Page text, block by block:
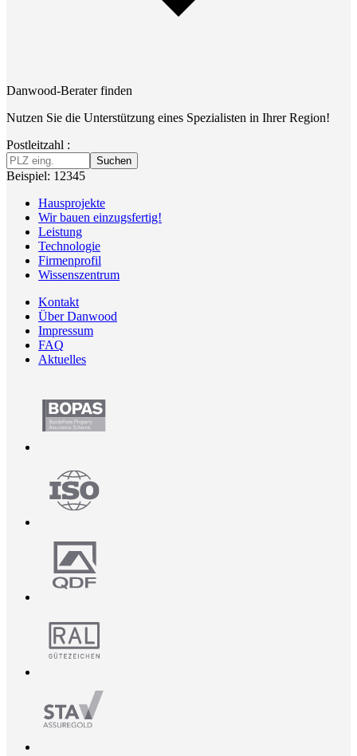
Danwood-Berater finden
Nutzen Sie die Unterstützung eines Spezialisten in Ihrer Region!
Postleitzahl :
Suchen
Beispiel: 12345
Hausprojekte
Wir bauen einzugsfertig!
Leistung
Technologie
Firmenprofil
Wissenszentrum
Kontakt
Über Danwood
Impressum
FAQ
Aktuelles